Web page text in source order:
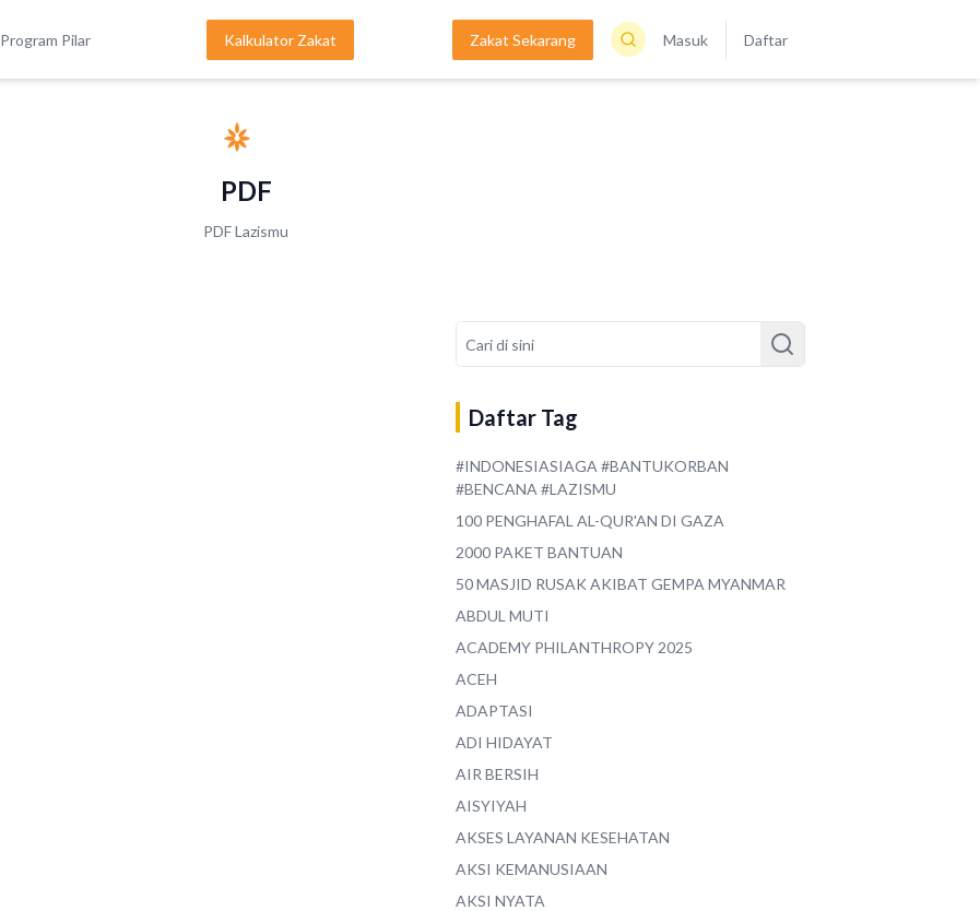
Program Pilar Kalkulator Zakat Zakat Sekarang Masuk Daftar
PDF
PDF Lazismu
Daftar Tag
#INDONESIASIAGA #BANTUKORBAN
#BENCANA #LAZISMU
100 PENGHAFAL AL-QUR'AN DI GAZA
2000 PAKET BANTUAN
50 MASJID RUSAK AKIBAT GEMPA MYANMAR
ABDUL MUTI
ACADEMY PHILANTHROPY 2025
ACEH
ADAPTASI
ADI HIDAYAT
AIR BERSIH
AISYIYAH
AKSES LAYANAN KESEHATAN
AKSI KEMANUSIAAN
AKSI NYATA